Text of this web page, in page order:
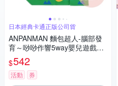
日本經典卡通正版公司貨
ANPANMAN 麵包超人-腦部發
育～唦唦作響5way嬰兒遊戲紙
(3m+)
$542
活動 券